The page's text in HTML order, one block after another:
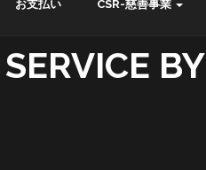
お支払い CSR-慈善事業
BY